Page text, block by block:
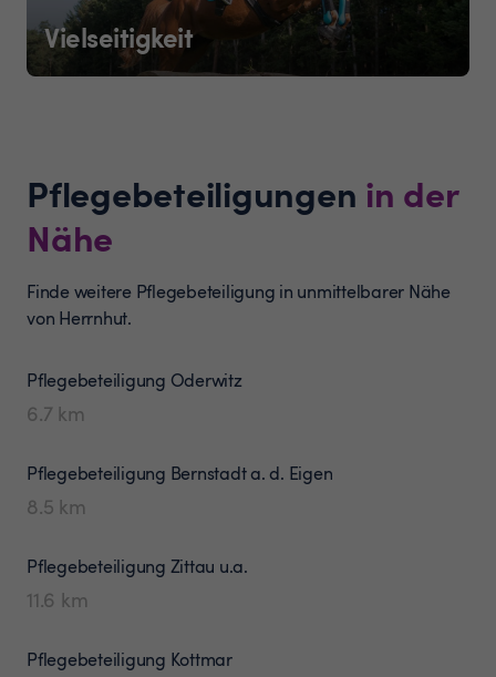
Vielseitigkeit
Pflegebeteiligungen in der
Nähe
Finde weitere Pflegebeteiligung in unmittelbarer Nähe
von Herrnhut.
Pflegebeteiligung Oderwitz
6.7 km
Pflegebeteiligung Bernstadt a. d. Eigen
8.5 km
Pflegebeteiligung Zittau u.a.
11.6 km
Pflegebeteiligung Kottmar